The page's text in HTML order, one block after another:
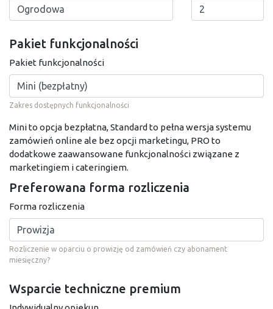
Pakiet funkcjonalności
Pakiet funkcjonalności
Zakres dostępnych funkcjonalności
Mini to opcja bezpłatna, Standard to pełna wersja systemu
zamówień online ale bez opcji marketingu, PRO to
dodatkowe zaawansowane funkcjonalności związane z
marketingiem i cateringiem.
Preferowana forma rozliczenia
Forma rozliczenia
Rozliczenie w oparciu o prowizję od zamówień czy abonament
miesięczny?
Wsparcie techniczne premium